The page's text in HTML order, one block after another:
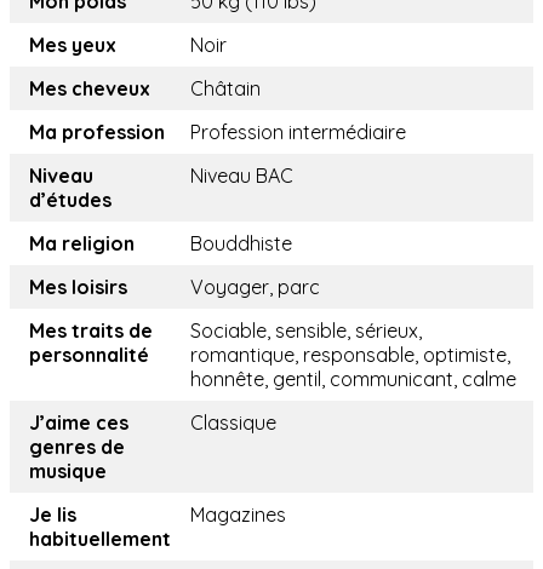
Mes yeux
Noir
Mes cheveux
Châtain
Ma profession
Profession intermédiaire
Niveau
d’études
Niveau BAC
Ma religion
Bouddhiste
Mes loisirs
Voyager, parc
Mes traits de
personnalité
Sociable, sensible, sérieux,
romantique, responsable, optimiste,
honnête, gentil, communicant, calme
J’aime ces
genres de
musique
Classique
Je lis
habituellement
Magazines